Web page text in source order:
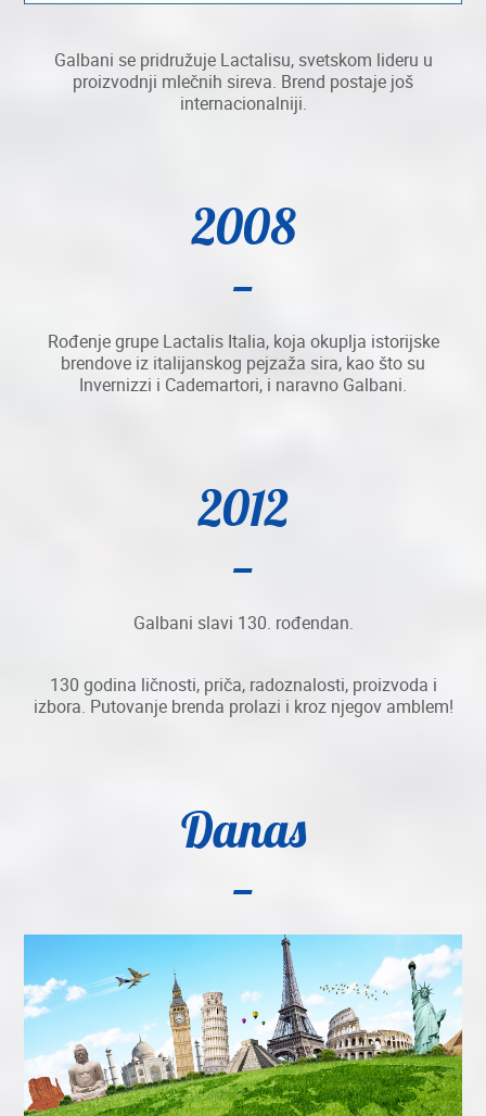
Galbani se pridružuje Lactalisu, svetskom lideru u
proizvodnji mlečnih sireva. Brend postaje još
internacionalniji.
2008
Rođenje grupe Lactalis Italia, koja okuplja istorijske
brendove iz italijanskog pejzaža sira, kao što su
Invernizzi i Cademartori, i naravno Galbani.
2012
Galbani slavi 130. rođendan.
130 godina ličnosti, priča, radoznalosti, proizvoda i
izbora. Putovanje brenda prolazi i kroz njegov amblem!
Danas